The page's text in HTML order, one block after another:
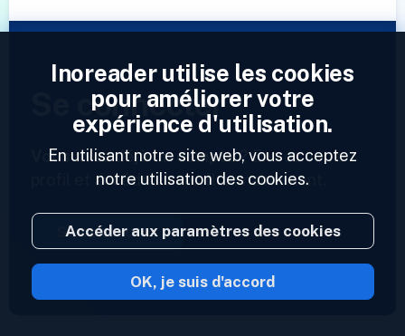
Se connecter
Vous avez déjà un compte ? Entrez votre
profil et accédez à vos flux maintenant.
Se connecter
2023 © Inoreader
Inoreader utilise les cookies
pour améliorer votre
expérience d'utilisation.
En utilisant notre site web, vous acceptez
notre utilisation des cookies.
Accéder aux paramètres des cookies
OK, je suis d'accord